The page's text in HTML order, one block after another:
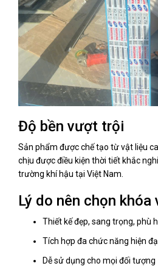
Độ bền vượt trội
Sản phẩm được chế tạo từ vật liệu
chịu được điều kiện thời tiết khắc
trường khí hậu tại Việt Nam.
Lý do nên chọn khóa
Thiết kế đẹp, sang trọng, phù
Tích hợp đa chức năng hiện
Dễ sử dụng cho mọi đối tượng